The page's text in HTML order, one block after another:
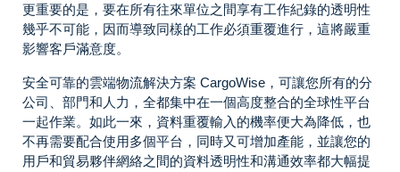
更重要的是，要在所有往來單位之間享有工作紀錄的透明性
幾乎不可能，因而導致同樣的工作必須重覆進行，這將嚴重
影響客戶滿意度。
安全可靠的雲端物流解決方案 CargoWise，可讓您所有的分
公司、部門和人力，全都集中在一個高度整合的全球性平台
一起作業。如此一來，資料重覆輸入的機率便大為降低，也
不再需要配合使用多個平台，同時又可增加產能，並讓您的
用戶和貿易夥伴網絡之間的資料透明性和溝通效率都大幅提